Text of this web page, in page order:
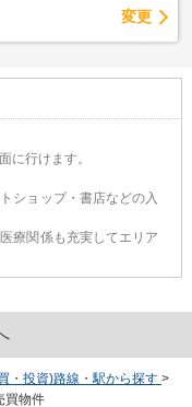
変更
に行けます。
ショップ・書店などの入
療関係も充実してエリア
・投資)路線・駅から探す >
買物件